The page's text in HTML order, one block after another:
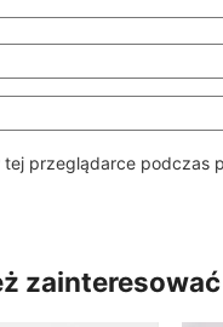
przeglądarce podczas
zainteresować